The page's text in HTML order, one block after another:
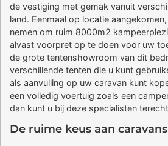
de vestiging met gemak vanuit
land. Eenmaal op locatie
nemen om ruim 8000m2
alvast voorpret op te doen voor uw
de grote tentenshowroom van dit
verschillende tenten die u kunt
als aanvulling op uw caravan kunt
een volledig voertuig zoals een
dan kunt u bij deze specialisten
De ruime keus aan